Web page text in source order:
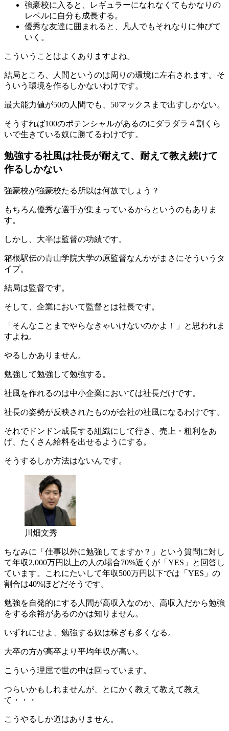
強豪校に入ると、レギュラーになれなくてもかなりの
レベルに自分も成長する。
優秀な友達に囲まれると、凡人でもそれなりに伸びて
いく。
こういうことはよくありますよね。
結局ところ、人間というのは周りの環境に左右されます。そ
ういう環境を作るしかないわけです。
最大能力値が50の人間でも、50マックスまで出すしかない。
そうすれば100のポテンシャルがあるのにダラダラ４割くら
いで生きている奴に勝てるわけです。
勉強する社風は社長が耐えて、耐えて教え続けて
作るしかない
強豪校が強豪校たる所以は何故でしょう？
もちろん優秀な選手が集まっているからというのもありま
す。
しかし、大半は監督の功績です。
箱根駅伝の青山学院大学の原監督なんかがまさにそういうタ
イプ。
結局は監督です。
そして、企業において監督とは社長です。
「そんなことまでやらなきゃいけないのかよ！」と思われま
すよね。
やるしかありません。
勉強して勉強して勉強する。
社風を作れるのは中小企業においては社長だけです。
社長の姿勢が反映されたものが会社の社風になるわけです。
それでドンドン成長する組織にして行き、売上・粗利をあ
げ、たくさん給料を出せるようにする。
そうするしか方法はないんです。
川畑文秀
ちなみに「仕事以外に勉強してますか？」という質問に対し
て年収2,000万円以上の人の場合70%近くが「YES」と回答し
ています。これにたいして年収500万円以下では「YES」の
割合は40%ほどだそうです。
勉強を自発的にする人間が高収入なのか、高収入だから勉強
をする余裕があるのかは知りません。
いずれにせよ、勉強する奴は稼ぎも多くなる。
大卒の方が高卒より平均年収が高い。
こういう理屈で世の中は回っています。
つらいかもしれませんが、とにかく教えて教えて教え
て・・・
こうやるしか道はありません。